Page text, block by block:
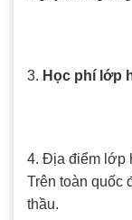
3. Học phí lớp
4. Địa điểm lớp
Trên toàn quốc
thầu.